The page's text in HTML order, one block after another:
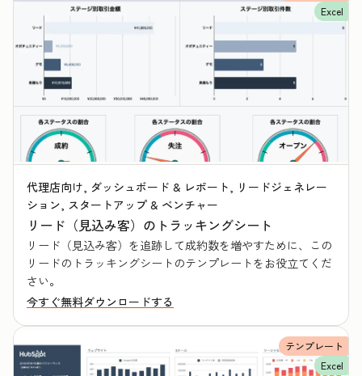
Excel
代理店向け, ダッシュボード & レポート, リードジェネレー
ション, スタートアップ & ベンチャー
リード（見込み客）のトラッキングシート
リード（見込み客）を追跡して成約数を増やすために、この
リードのトラッキングシートのテンプレートをお役立てくだ
さい。
今すぐ無料ダウンロードする
テンプレート
Excel